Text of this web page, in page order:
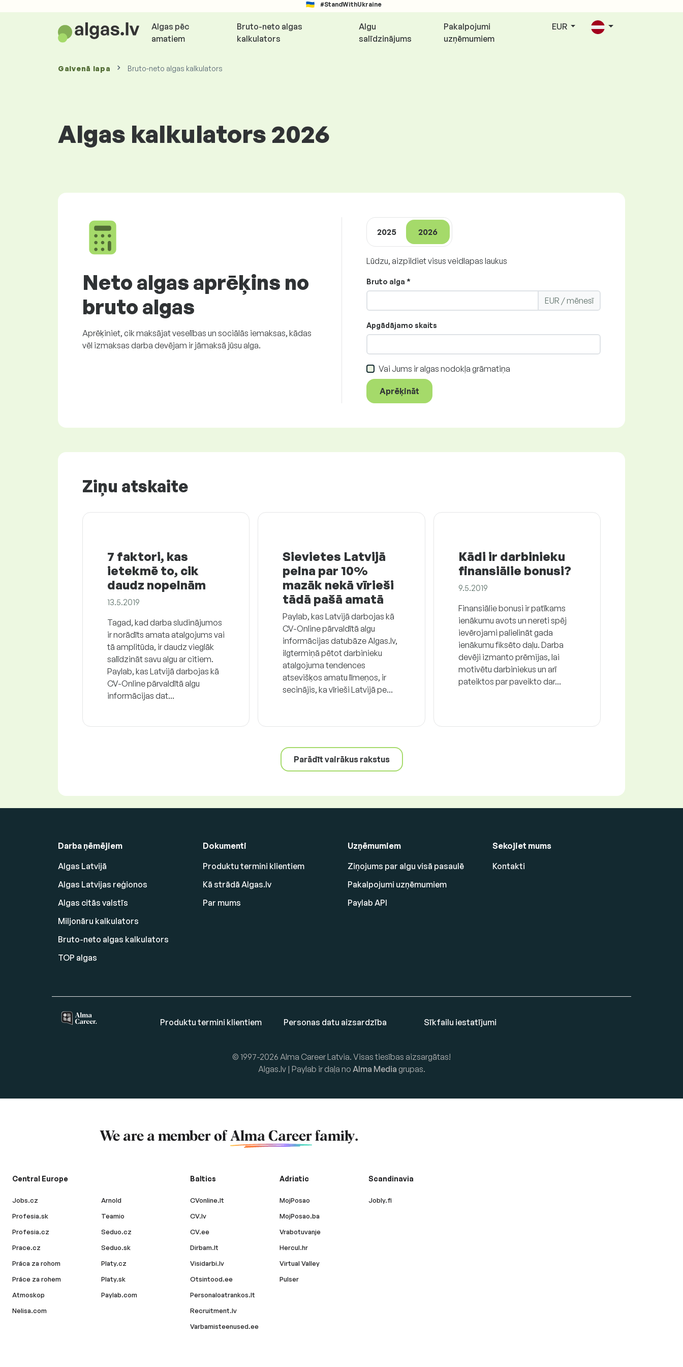
#StandWithUkraine
Algas pēc
amatiem
Bruto-neto algas
kalkulators
Algu
salīdzinājums
Pakalpojumi
uzņēmumiem
EUR
Galvenā lapa Bruto-neto algas kalkulators
Algas kalkulators 2026
Neto algas aprēķins no
bruto algas
Aprēķiniet, cik maksājat veselības un sociālās iemaksas, kādas
vēl izmaksas darba devējam ir jāmaksā jūsu alga.
2025 2026
Lūdzu, aizpildiet visus veidlapas laukus
Bruto alga *
EUR / mēnesī
Apgādājamo skaits
Vai Jums ir algas nodokļa grāmatiņa
Aprēķināt
Ziņu atskaite
7 faktori, kas
ietekmē to, cik
daudz nopelnām
13.5.2019
Tagad, kad darba sludinājumos
ir norādīts amata atalgojums vai
tā amplitūda, ir daudz vieglāk
salīdzināt savu algu ar citiem.
Paylab, kas Latvijā darbojas kā
CV-Online pārvaldītā algu
informācijas dat...
Sievietes Latvijā
pelna par 10%
mazāk nekā vīrieši
tādā pašā amatā
Paylab, kas Latvijā darbojas kā
CV-Online pārvaldītā algu
informācijas datubāze Algas.lv,
ilgtermiņā pētot darbinieku
atalgojuma tendences
atsevišķos amatu līmeņos, ir
secinājis, ka vīrieši Latvijā pe...
Kādi ir darbinieku
finansiālie bonusi?
9.5.2019
Finansiālie bonusi ir patīkams
ienākumu avots un nereti spēj
ievērojami palielināt gada
ienākumu fiksēto daļu. Darba
devēji izmanto prēmijas, lai
motivētu darbiniekus un arī
pateiktos par paveikto dar...
Parādīt vairākus rakstus
Darba ņēmējiem
Algas Latvijā
Algas Latvijas reģionos
Algas citās valstīs
Miljonāru kalkulators
Bruto-neto algas kalkulators
TOP algas
Dokumenti
Produktu termini klientiem
Kā strādā Algas.lv
Par mums
Uzņēmumiem
Ziņojums par algu visā pasaulē
Pakalpojumi uzņēmumiem
Paylab API
Sekojiet mums
Kontakti
Produktu termini klientiem Personas datu aizsardzība Sīkfailu iestatījumi
© 1997-2026 Alma Career Latvia. Visas tiesības aizsargātas!
Algas.lv | Paylab ir daļa no Alma Media grupas.
We are a member of Alma Careerfamily.
Central Europe
Jobs.cz
Profesia.sk
Profesia.cz
Prace.cz
Práca za rohom
Práce za rohem
Atmoskop
Nelisa.com
Arnold
Teamio
Seduo.cz
Seduo.sk
Platy.cz
Platy.sk
Paylab.com
Baltics
CVonline.lt
CV.lv
CV.ee
Dirbam.lt
Visidarbi.lv
Otsintood.ee
Personaloatrankos.lt
Recruitment.lv
Varbamisteenused.ee
Adriatic
MojPosao
MojPosao.ba
Vrabotuvanje
Hercul.hr
Virtual Valley
Pulser
Scandinavia
Jobly.fi